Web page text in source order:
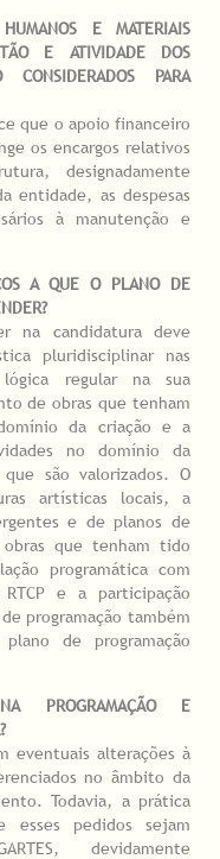
E MATERIAIS
E ATIVIDADE DOS
CONSIDERADOS PARA
que o apoio financeiro
os encargos relativos
designadamente
entidade, as despesas
à manutenção e
A QUE O PLANO DE
na candidatura deve
pluridisciplinar nas
regular na sua
de obras que tenham
da criação e a
no domínio da
são valorizados. O
artísticas locais, a
e de planos de
que tenham tido
programática com
e a participação
programação também
de programação
PROGRAMAÇÃO E
eventuais alterações à
no âmbito da
Todavia, a prática
esses pedidos sejam
devidamente